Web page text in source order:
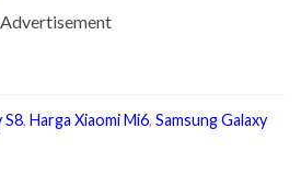
Advertisement
S8, Harga Xiaomi Mi6, Samsung Galaxy